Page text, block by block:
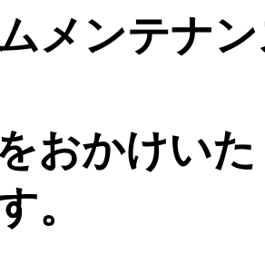
メンテナ
おかけい
。